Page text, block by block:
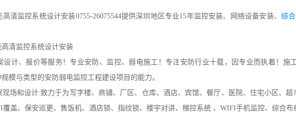
清监控系统设计安装0755-26075544提供深圳地区专业15年监控安装、网络设备安装、综
清监控系统设计安装
设计、报价等服务！专业安防、监控、弱电施工！专注安防行业十载，因专业而执着！施
模与类型的安防弱电监控工程建设项目的能力。
场和设计:致力于为写字楼、商铺、厂区、仓库、酒店、宾馆、餐厅、医院、住宅小区、
盖、保安巡更、售饭机、酒店锁、指纹锁、楼宇对讲、梯控系统 、WIFI手机监控、综合布